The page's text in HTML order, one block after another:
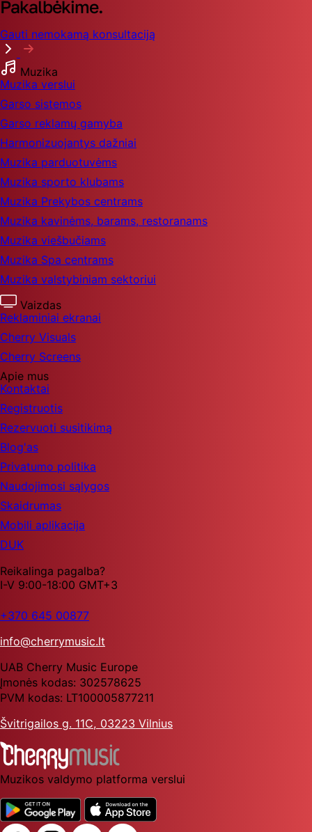
Pakalbėkime.
Gauti nemokamą konsultaciją
Muzika
Muzika verslui
Garso sistemos
Garso reklamų gamyba
Harmonizuojantys dažniai
Muzika parduotuvėms
Muzika sporto klubams
Muzika Prekybos centrams
Muzika kavinėms, barams, restoranams
Muzika viešbučiams
Muzika Spa centrams
Muzika valstybiniam sektoriui
Vaizdas
Reklaminiai ekranai
Cherry Visuals
Cherry Screens
Apie mus
Kontaktai
Registruotis
Rezervuoti susitikimą
Blog'as
Privatumo politika
Naudojimosi sąlygos
Skaidrumas
Mobili aplikacija
DUK
Reikalinga pagalba?
I-V 9:00-18:00 GMT+3
+370 645 00877
info@cherrymusic.lt
UAB Cherry Music Europe
Įmonės kodas: 302578625
PVM kodas: LT100005877211
Švitrigailos g. 11C, 03223 Vilnius
Muzikos valdymo platforma verslui